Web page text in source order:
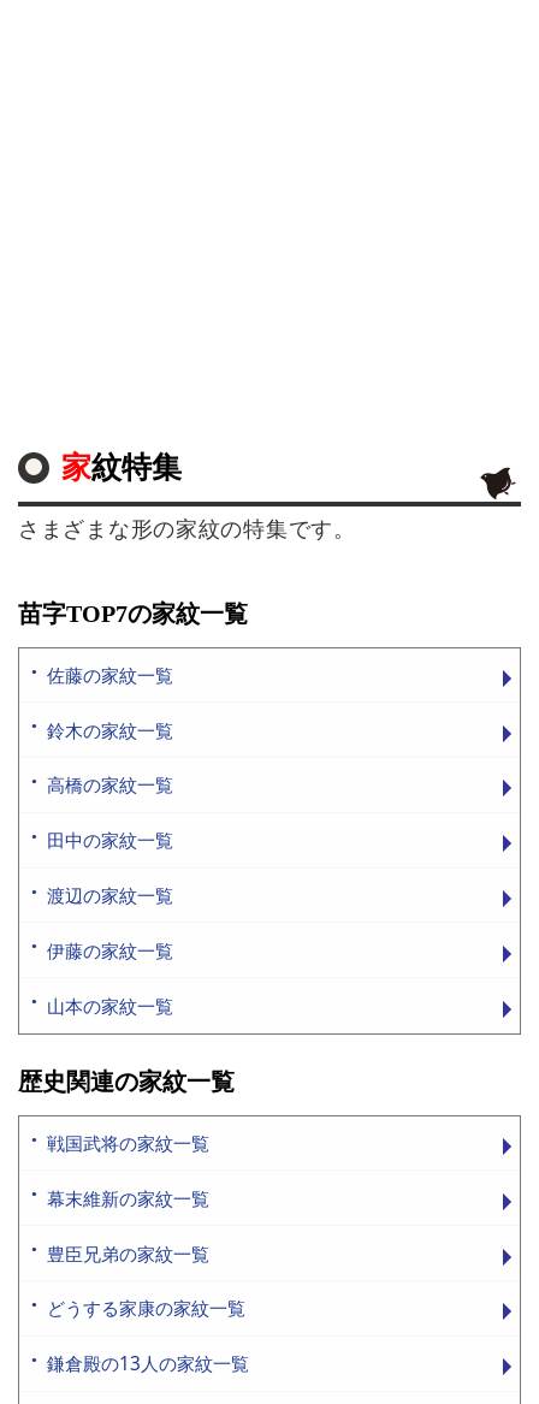
家紋特集
さまざまな形の家紋の特集です。
苗字TOP7の家紋一覧
佐藤の家紋一覧
鈴木の家紋一覧
高橋の家紋一覧
田中の家紋一覧
渡辺の家紋一覧
伊藤の家紋一覧
山本の家紋一覧
歴史関連の家紋一覧
戦国武将の家紋一覧
幕末維新の家紋一覧
豊臣兄弟の家紋一覧
どうする家康の家紋一覧
鎌倉殿の13人の家紋一覧